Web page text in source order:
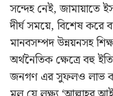
সন্দেহ নেই, জামায়াতে
দীর্ঘ সময়ে, বিশেষ করে
মানবসম্পদ উন্নয়নসহ
অর্থনৈতিক ক্ষেত্রে বহু
জনগণ এর সুফলও লাভ